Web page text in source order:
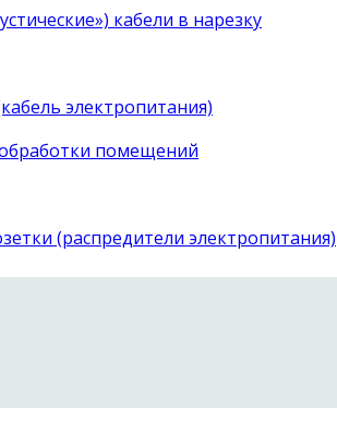
кабели в нарезку
электропитания)
обработки помещений
(распредители электропитания)